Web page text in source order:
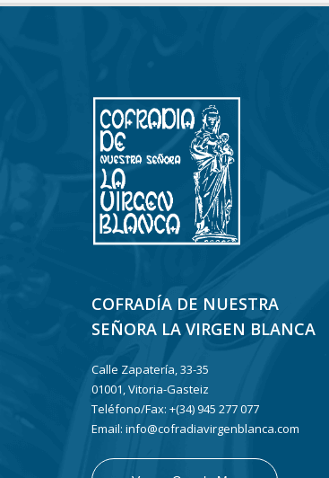
COFRADÍA DE NUESTRA
SEÑORA LA VIRGEN BLANCA
Calle Zapatería, 33-35
01001, Vitoria-Gasteiz
Teléfono/Fax: +(34) 945 277 077
Email: info@cofradiavirgenblanca.com